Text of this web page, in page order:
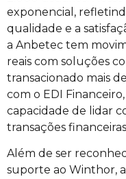
exponencial,
qualidade e a
a Anbetec tem
reais com soluções
transacionado mais
com o EDI
capacidade de lidar
transações
Além de ser
suporte ao Winthor,